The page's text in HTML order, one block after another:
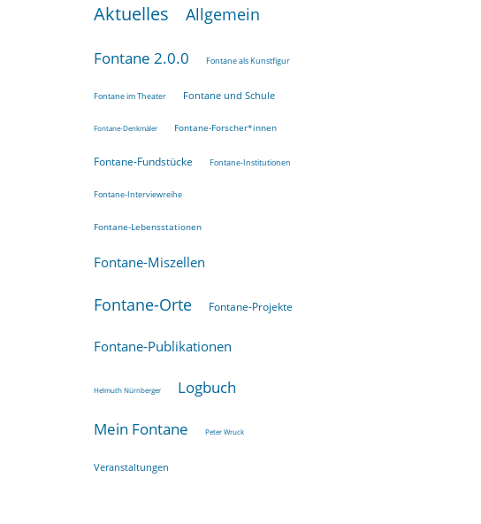
Aktuelles Allgemein
Fontane 2.0.0 Fontane als Kunstfigur
Fontane im Theater Fontane und Schule
Fontane-Denkmäler Fontane-Forscher*innen
Fontane-Fundstücke Fontane-Institutionen
Fontane-Interviewreihe
Fontane-Lebensstationen
Fontane-Miszellen
Fontane-Orte Fontane-Projekte
Fontane-Publikationen
Helmuth Nürnberger Logbuch
Mein Fontane Peter Wruck
Veranstaltungen